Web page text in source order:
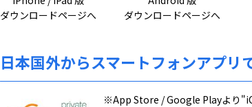
ダウンロードページへ
ダウンロードページへ
日本国外からスマートフォンアプリ
※App Store / Google Playより